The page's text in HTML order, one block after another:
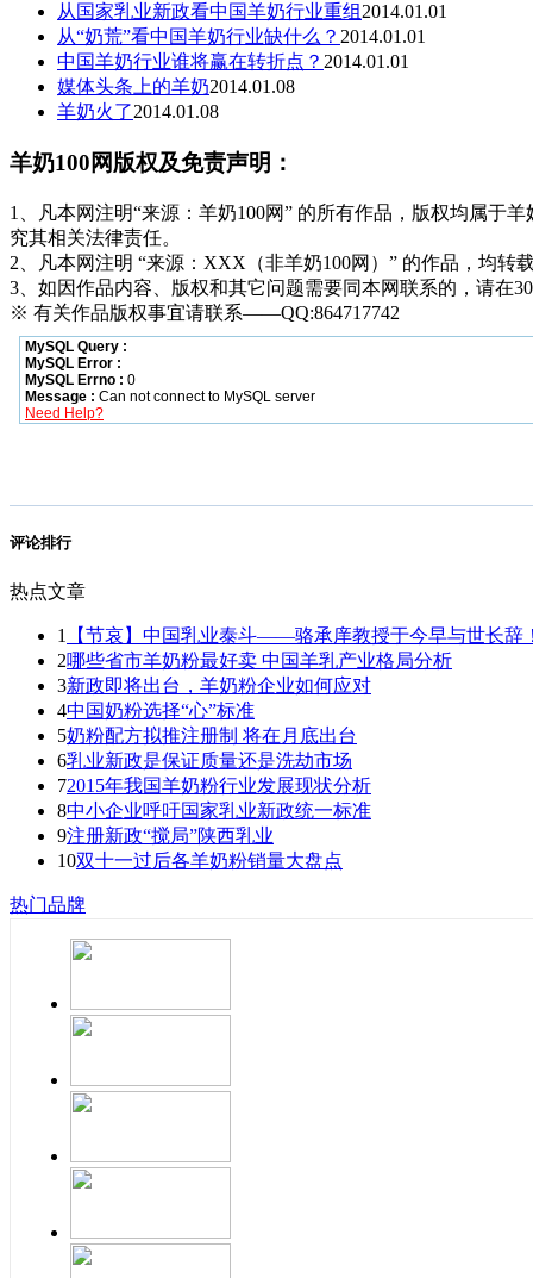
从国家乳业新政看中国羊奶行业重组 2014.01.01
从“奶荒”看中国羊奶行业缺什么？ 2014.01.01
中国羊奶行业谁将赢在转折点？ 2014.01.01
媒体头条上的羊奶2014.01.08
羊奶火了2014.01.08
羊奶100网版权及免责声明：
1、凡本网注明“来源：羊奶100网” 的所有作品，版权均属于
究其相关法律责任。
2、凡本网注明 “来源：XXX（非羊奶100网）” 的作品，均
3、如因作品内容、版权和其它问题需要同本网联系的，请在
※ 有关作品版权事宜请联系——QQ:864717742
评论排行
热点文章
1
【节哀】中国乳业泰斗——骆承庠教授于今早与世长辞
2哪些省市羊奶粉最好卖 中国羊乳产业格局分析
3新政即将出台，羊奶粉企业如何应对
4中国奶粉选择“心”标准
5奶粉配方拟推注册制 将在月底出台
6乳业新政是保证质量还是洗劫市场
72015年我国羊奶粉行业发展现状分析
8中小企业呼吁国家乳业新政统一标准
9注册新政“搅局”陕西乳业
10双十一过后各羊奶粉销量大盘点
热门品牌